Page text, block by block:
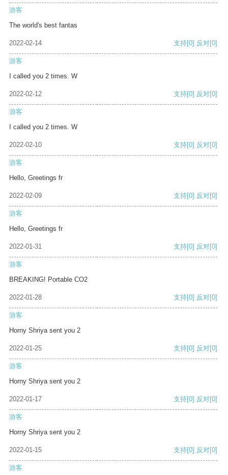
游客
The world's best fantas
2022-02-14 支持[0] 反对[0]
游客
I called you 2 times. W
2022-02-12 支持[0] 反对[0]
游客
I called you 2 times. W
2022-02-10 支持[0] 反对[0]
游客
Hello, Greetings fr
2022-02-09 支持[0] 反对[0]
游客
Hello, Greetings fr
2022-01-31 支持[0] 反对[0]
游客
BREAKING! Portable CO2
2022-01-28 支持[0] 反对[0]
游客
Horny Shriya sent you 2
2022-01-25 支持[0] 反对[0]
游客
Horny Shriya sent you 2
2022-01-17 支持[0] 反对[0]
游客
Horny Shriya sent you 2
2022-01-15 支持[0] 反对[0]
游客